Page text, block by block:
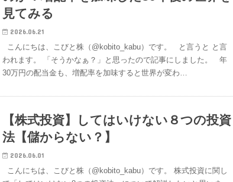
見てみる
2026.06.21
こんにちは、こびと株（@kobito_kabu）です。 と言うと と言
われます。 「そうかなぁ？」と思ったので記事にしました。 年
30万円の配当金も、増配率を加味すると世界が変わ…
【株式投資】してはいけない８つの投資
法【儲からない？】
2026.06.01
こんにちは、こびと株（@kobito_kabu）です。 株式投資に関し